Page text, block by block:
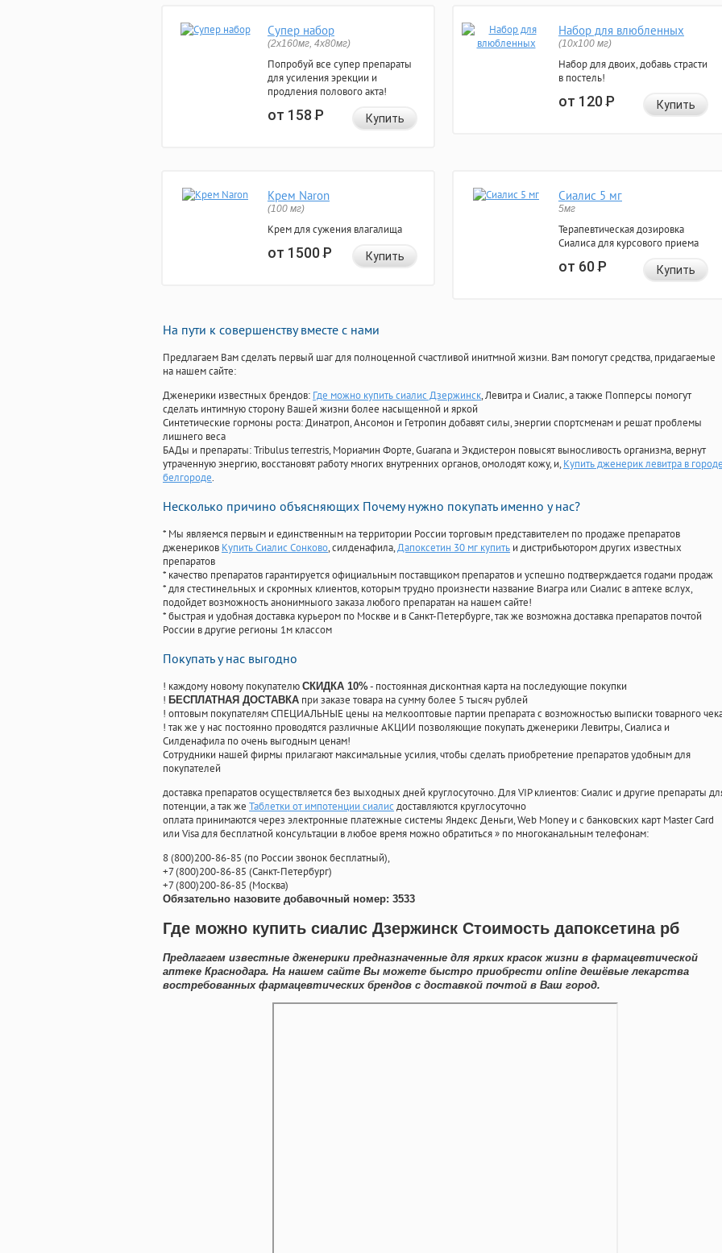
Супер набор
(2х160мг, 4х80мг)
Попробуй все супер препараты
для усиления эрекции и
продления полового акта!
от 158Р Купить
Набор для влюбленных
(10х100 мг)
Набор для двоих, добавь страсти
в постель!
от 120Р Купить
Крем Naron
(100 мг)
Крем для сужения влагалища
от 1500Р Купить
Сиалис 5 мг
5мг
Терапевтическая дозировка
Сиалиса для курсового приема
от 60Р Купить
На пути к совершенству вместе с нами
Предлагаем Вам сделать первый шаг для полноценной счастливой инитмной жизни. Вам помогут средства, придагаемые
на нашем сайте:
Дженерики известных брендов: Где можно купить сиалис Дзержинск, Левитра и Сиалис, а также Попперсы помогут
сделать интимную сторону Вашей жизни более насыщенной и яркой
Синтетические гормоны роста: Динатроп, Ансомон и Гетропин добавят силы, энергии спортсменам и решат проблемы
лишнего веса
БАДы и препараты:Tribulus terrestris, Мориамин Форте, Guarana и Экдистерон повысят выносливость организма, вернут
утраченную энергию, восстановят работу многих внутренних органов, омолодят кожу, и, Купить дженерик левитра в
белгороде.
Несколько причино объясняющих Почему нужно покупать именно у нас?
* Мы являемся первым и единственным на территории России торговым представителем по продаже препаратов
дженериков Купить Сиалис Сонково, силденафила,Дапоксетин 30 мг купить и дистрибьютором других известных
препаратов
* качество препаратов гарантируется официальным поставщиком препаратов и успешно подтверждается годами продаж
* для стестинельных и скромных клиентов, которым трудно произнести название Виагра или Сиалис в аптеке вслух,
подойдет возможность анонимныого заказа любого препаратан на нашем сайте!
* быстрая и удобная доставка курьером по Москве и в Санкт-Петербурге, так же возможна доставка препаратов почтой
России в другие регионы 1м классом
Покупать у нас выгодно
! каждому новому покупателю СКИДКА 10%- постоянная дисконтная карта на последующие покупки
! БЕСПЛАТНАЯ ДОСТАВКА при заказе товара на сумму более 5 тысяч рублей
! оптовым покупателям СПЕЦИАЛЬНЫЕ цены на мелкооптовые партии препарата с возможностью выписки товарного
! так же у нас постоянно проводятся различные АКЦИИ позволяющие покупать дженерики Левитры, Сиалиса и
Силденафила по очень выгодным ценам!
Cотрудники нашей фирмы прилагают максимальные усилия, чтобы сделать приобретение препаратов удобным для
покупателей
доставка препаратов осуществляется без выходных дней круглосуточно. Для VIP клиентов: Сиалис и другие препараты
потенции, а так же Таблетки от импотенции сиалисдоставляются круглосуточно
оплата принимаются через электронные платежные системы Яндекс Деньги, Web Money и с банковских карт Master Card
или Visa для бесплатной консультации в любое время можно обратиться» по многоканальным телефонам:
8(800)200-86-85 (по России звонок бесплатный),
+7(800)200-86-85 (Санкт-Петербург)
+7(800)200-86-85 (Москва)
Обязательно назовите добавочный номер: 3533
Где можно купить сиалис Дзержинск Стоимость дапоксетина рб
Предлагаем известные дженерики предназначенные для ярких красок жизни в фармацевтической
аптеке Краснодара. На нашем сайте Вы можете быстро приобрести online дешёвые лекарства
востребованных фармацевтических брендов с доставкой почтой в Ваш город.